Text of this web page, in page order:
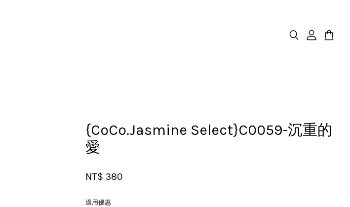
{CoCo.Jasmine Select}C0059-沉重的
愛
NT$ 380
適用優惠